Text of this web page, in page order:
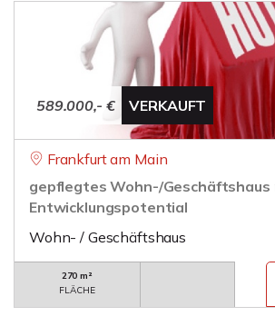
589.000,- € VERKAUFT
Frankfurt am Main
gepflegtes Wohn-/Geschäftshaus
Entwicklungspotential
Wohn- / Geschäftshaus
270 m²
FLÄCHE